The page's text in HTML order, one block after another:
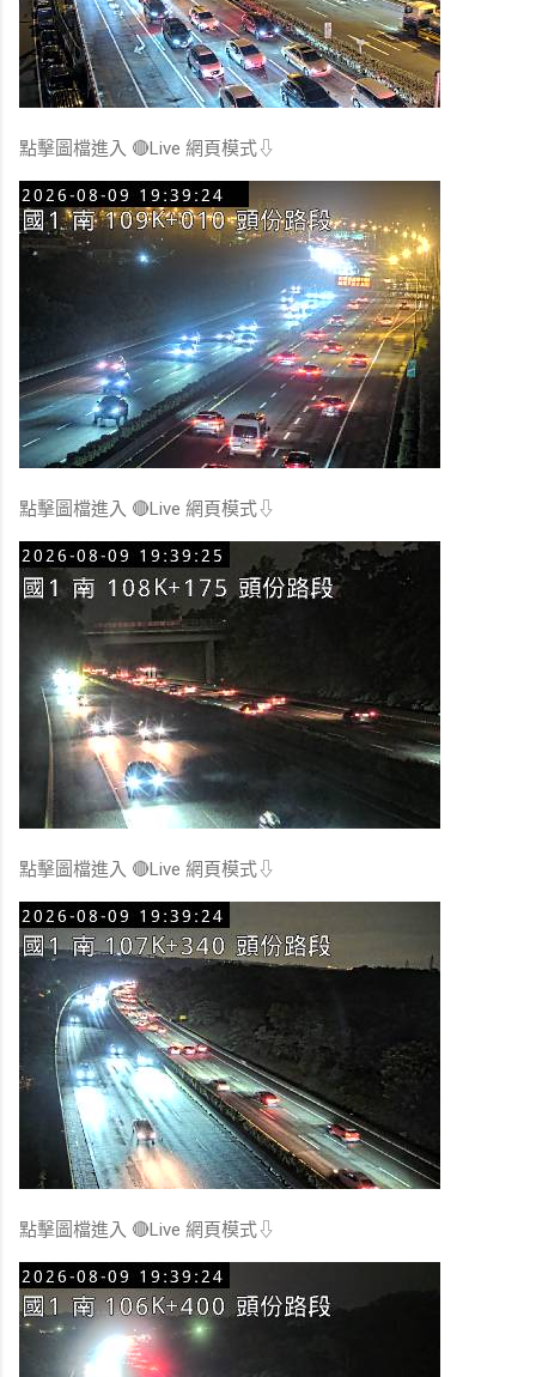
點擊圖檔進入 🔴Live 網頁模式⇩
點擊圖檔進入 🔴Live 網頁模式⇩
點擊圖檔進入 🔴Live 網頁模式⇩
點擊圖檔進入 🔴Live 網頁模式⇩